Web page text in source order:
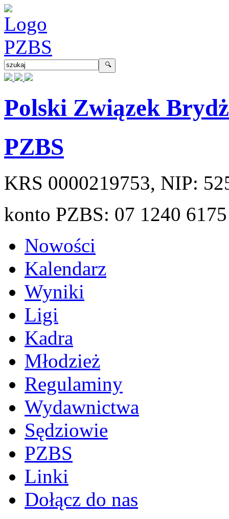
Polski Związek
PZBS
KRS 0000219753, NIP:
konto PZBS: 07 1240
Nowości
Kalendarz
Wyniki
Ligi
Kadra
Młodzież
Regulaminy
Wydawnictwa
Sędziowie
PZBS
Linki
Dołącz do nas